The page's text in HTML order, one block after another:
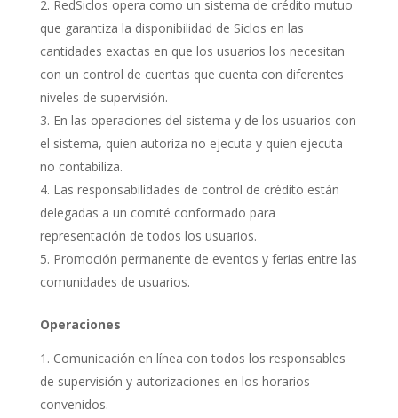
RedSiclos opera como un sistema de crédito mutuo
que garantiza la disponibilidad de Siclos en las
cantidades exactas en que los usuarios los necesitan
con un control de cuentas que cuenta con diferentes
niveles de supervisión.
En las operaciones del sistema y de los usuarios con
el sistema, quien autoriza no ejecuta y quien ejecuta
no contabiliza.
Las responsabilidades de control de crédito están
delegadas a un comité conformado para
representación de todos los usuarios.
Promoción permanente de eventos y ferias entre las
comunidades de usuarios.
Operaciones
Comunicación en línea con todos los responsables
de supervisión y autorizaciones en los horarios
convenidos.